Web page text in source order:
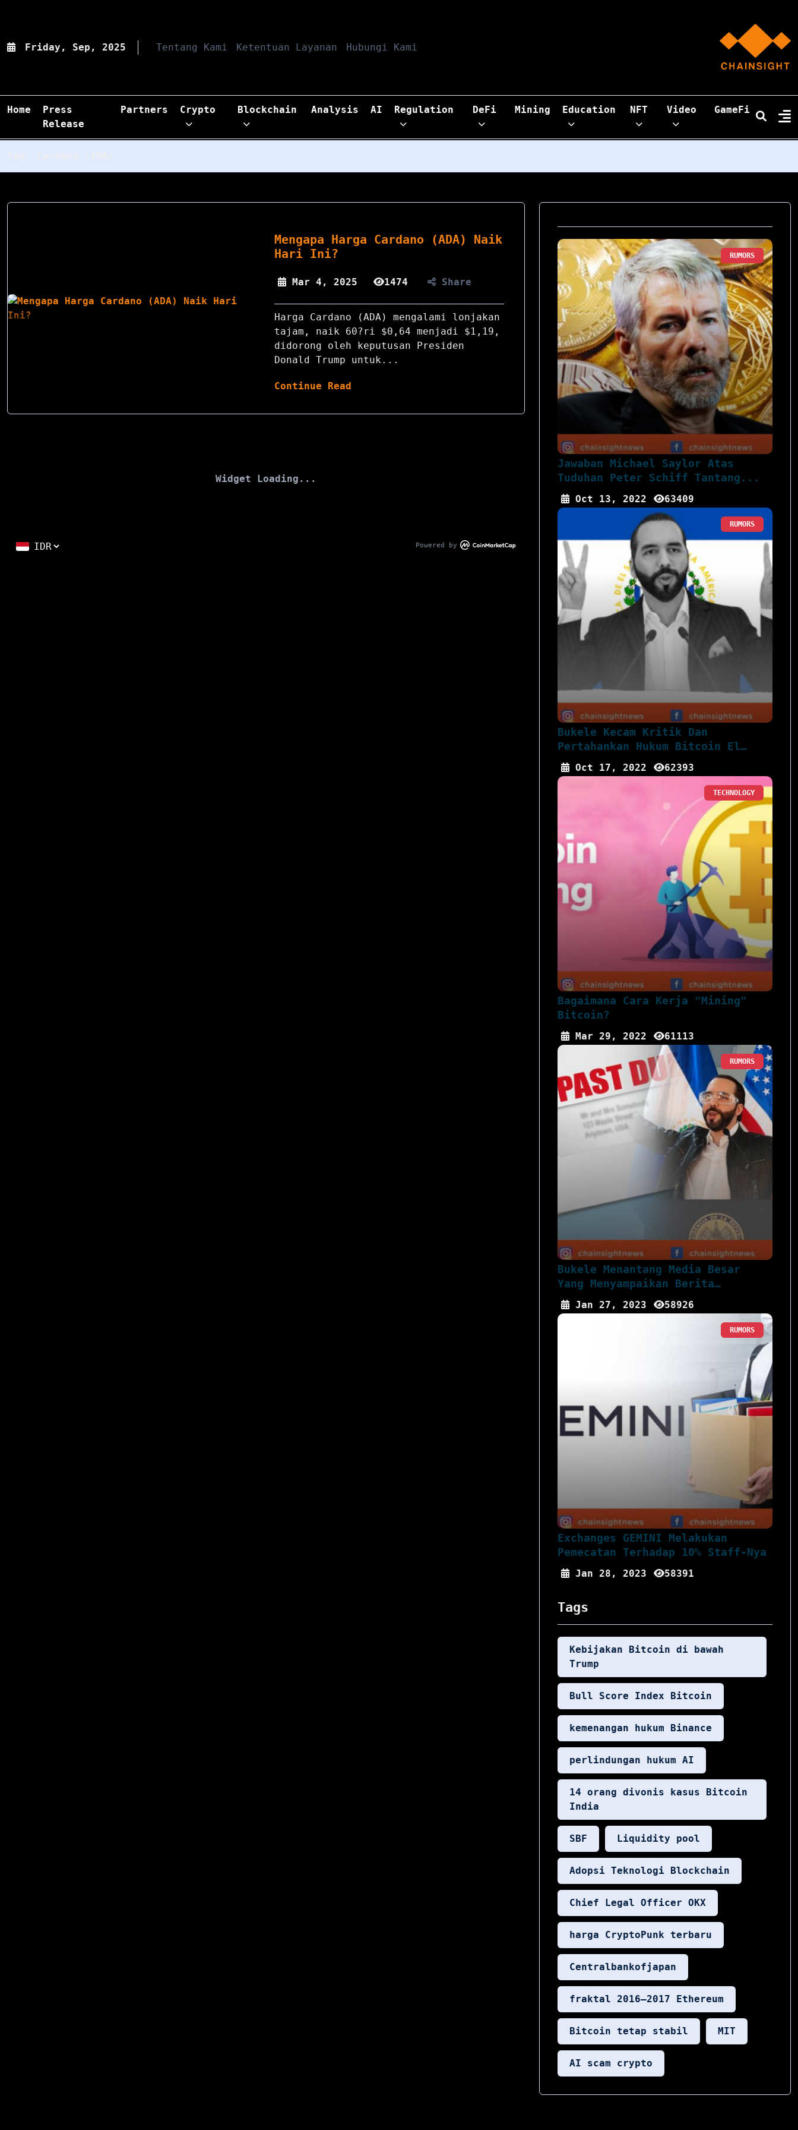
Friday, Sep, 2025 Tentang Kami Ketentuan Layanan Hubungi Kami
Home
Press
Release
Partners Crypto Blockchain Analysis AI Regulation DeFi Mining Education NFT Video GameFi
Mengapa Harga Cardano (ADA) Naik
Hari Ini?
Mar 4, 2025 1474 Share
Harga Cardano (ADA) mengalami lonjakan
tajam, naik 60?ri $0,64 menjadi $1,19,
didorong oleh keputusan Presiden
Donald Trump untuk...
Continue Read
Widget Loading...
Powered by
RUMORS
Jawaban Michael Saylor Atas
Tuduhan Peter Schiff Tantang...
Oct 13, 2022 63409
RUMORS
Bukele Kecam Kritik Dan
Pertahankan Hukum Bitcoin El
Salvador
Oct 17, 2022 62393
TECHNOLOGY
Bagaimana Cara Kerja "Mining"
Bitcoin?
Mar 29, 2022 61113
RUMORS
Bukele Menantang Media Besar
Yang Menyampaikan Berita
Simpang...
Jan 27, 2023 58926
RUMORS
Exchanges GEMINI Melakukan
Pemecatan Terhadap 10% Staff-Nya
Jan 28, 2023 58391
Tags
Kebijakan Bitcoin di bawah
Trump
Bull Score Index Bitcoin
kemenangan hukum Binance
perlindungan hukum AI
14 orang divonis kasus Bitcoin
India
SBF Liquidity pool
Adopsi Teknologi Blockchain
Chief Legal Officer OKX
harga CryptoPunk terbaru
Centralbankofjapan
fraktal 2016–2017 Ethereum
Bitcoin tetap stabil MIT
AI scam crypto